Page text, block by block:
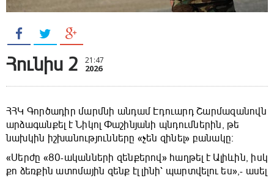
Հունիս 2 21:47
2026
ՀՀԿ Գործադիր մարմնի անդամ Էդուարդ Շարմազանովն
արձագանքել է Նիկոլ Փաշինյանի պնդումներին, թե
նախկին իշխանությունները «չեն զինել» բանակը։
«Սերժը «80-ականների զենքերով» հաղթել է Ալիևին, իսկ
քո ձեռքին ատոմային զենք էլ լինի՝ պարտվելու ես»,- ասել